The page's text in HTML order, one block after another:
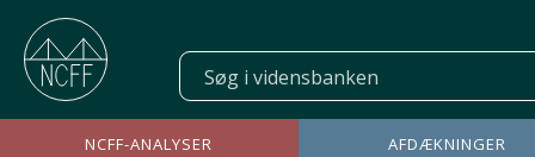
NCFF-ANALYSER AFDÆKNINGER